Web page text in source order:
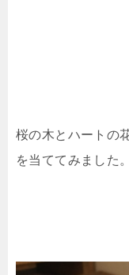
桜の木とハートの
を当ててみました。